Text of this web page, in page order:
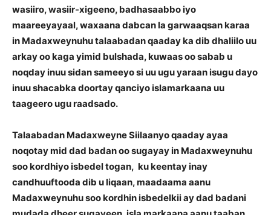
wasiiro, wasiir-xigeeno, badhasaabbo iyo
maareeyayaal, waxaana dabcan la garwaaqsan karaa
in Madaxweynuhu talaabadan qaaday ka dib dhaliilo uu
arkay oo kaga yimid bulshada, kuwaas oo sabab u
noqday inuu sidan sameeyo si uu ugu yaraan isugu dayo
inuu shacabka doortay qanciyo islamarkaana uu
taageero ugu raadsado.
Talaabadan Madaxweyne Siilaanyo qaaday ayaa
noqotay mid dad badan oo sugayay in Madaxweynuhu
soo kordhiyo isbedel togan, ku keentay inay
candhuuftooda dib u liqaan, maadaama aanu
Madaxweynuhu soo kordhin isbedelkii ay dad badani